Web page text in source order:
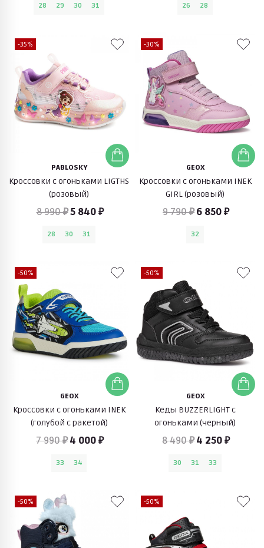
28 29 30 31 26 28
-35%
PABLOSKY
Кроссовки с огоньками LIGTHS
(розовый)
8 990 ₽5 840 ₽
28 30 31
-30%
GEOX
Кроссовки с огоньками INEK
GIRL (розовый)
9 790 ₽ 6 850 ₽
32
-50%
GEOX
Кроссовки с огоньками INEK
(голубой с ракетой)
7 990 ₽ 4 000 ₽
33 34
-50%
GEOX
Кеды BUZZERLIGHT с
огоньками (черный)
8 490 ₽ 4 250 ₽
30 31 33
-50% -50%